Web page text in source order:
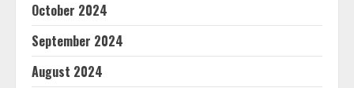
October 2024
September 2024
August 2024